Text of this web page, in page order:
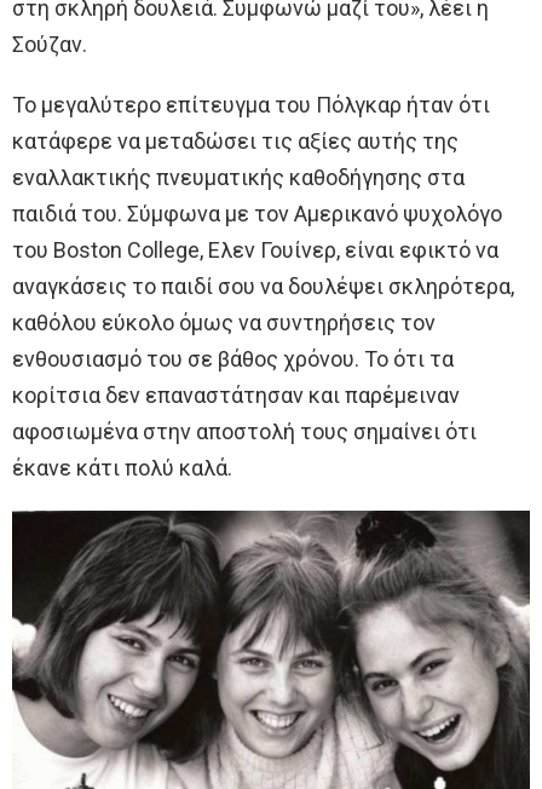
στη σκληρή δουλειά. Συμφωνώ μαζί του», λέει η
Σούζαν.
Το μεγαλύτερο επίτευγμα του Πόλγκαρ ήταν ότι
κατάφερε να μεταδώσει τις αξίες αυτής της
εναλλακτικής πνευματικής καθοδήγησης στα
παιδιά του. Σύμφωνα με τον Αμερικανό ψυχολόγο
του Boston College, Ελεν Γουίνερ, είναι εφικτό να
αναγκάσεις το παιδί σου να δουλέψει σκληρότερα,
καθόλου εύκολο όμως να συντηρήσεις τον
ενθουσιασμό του σε βάθος χρόνου. Το ότι τα
κορίτσια δεν επαναστάτησαν και παρέμειναν
αφοσιωμένα στην αποστολή τους σημαίνει ότι
έκανε κάτι πολύ καλά.